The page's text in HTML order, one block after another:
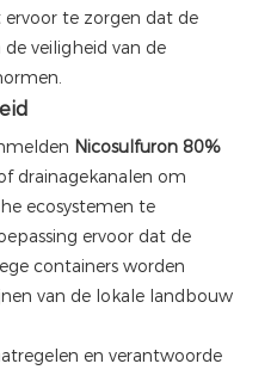
te zorgen dat de
veiligheid van de
Nicosulfuron 80%
drainagekanalen om
ecosystemen te
ervoor dat de
containers worden
van de lokale landbouw
en verantwoorde